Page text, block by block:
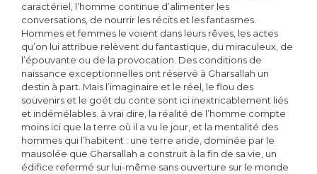
caractériel, l’homme continue d’alimenter les
conversations, de nourrir les récits et les fantasmes.
Hommes et femmes le voient dans leurs rêves, les actes
qu’on lui attribue relèvent du fantastique, du miraculeux, de
l’épouvante ou de la provocation. Des conditions de
naissance exceptionnelles ont réservé à Gharsallah un
destin à part. Mais l’imaginaire et le réel, le flou des
souvenirs et le goét du conte sont ici inextricablement liés
et indémélables. à vrai dire, la réalité de l’homme compte
moins ici que la terre où il a vu le jour, et la mentalité des
hommes qui l’habitent : une terre aride, dominée par le
mausolée que Gharsallah a construit à la fin de sa vie, un
édifice refermé sur lui-même sans ouverture sur le monde